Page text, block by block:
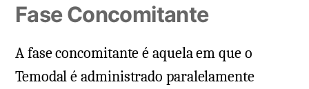
Fase Concomitante
A fase concomitante é aquela em que o
Temodal é administrado paralelamente